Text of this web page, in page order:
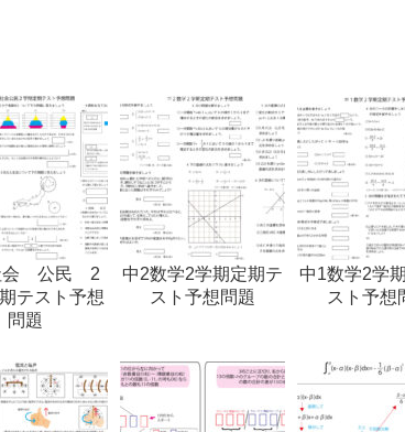
会 公民 2
テスト予想
問題
中2数学2学期定期テ
スト予想問題
中1数学2学
スト予想